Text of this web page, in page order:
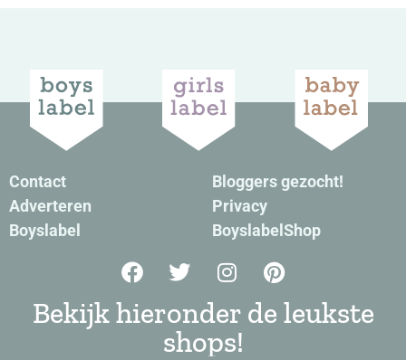
Contact
Adverteren
Boyslabel
Bloggers gezocht!
Privacy
BoyslabelShop
Bekijk hieronder de leukste
shops!